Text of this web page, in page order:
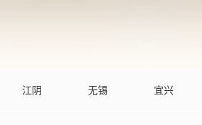
江阴 无锡 宜兴